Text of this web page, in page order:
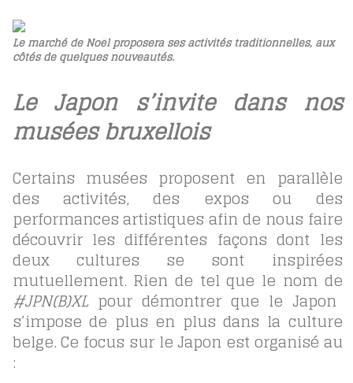
Le marché de Noël proposera ses activités traditionnelles, aux
côtés de quelques nouveautés.
Le Japon s’invite dans nos
musées bruxellois
Certains musées proposent en parallèle
des activités, des expos ou des
performances artistiques afin de nous faire
découvrir les différentes façons dont les
deux cultures se sont inspirées
mutuellement. Rien de tel que le nom de
#JPN(B)XLpour démontrer que le Japon
s’impose de plus en plus dans la culture
belge. Ce focus sur le Japon est organisé au
: